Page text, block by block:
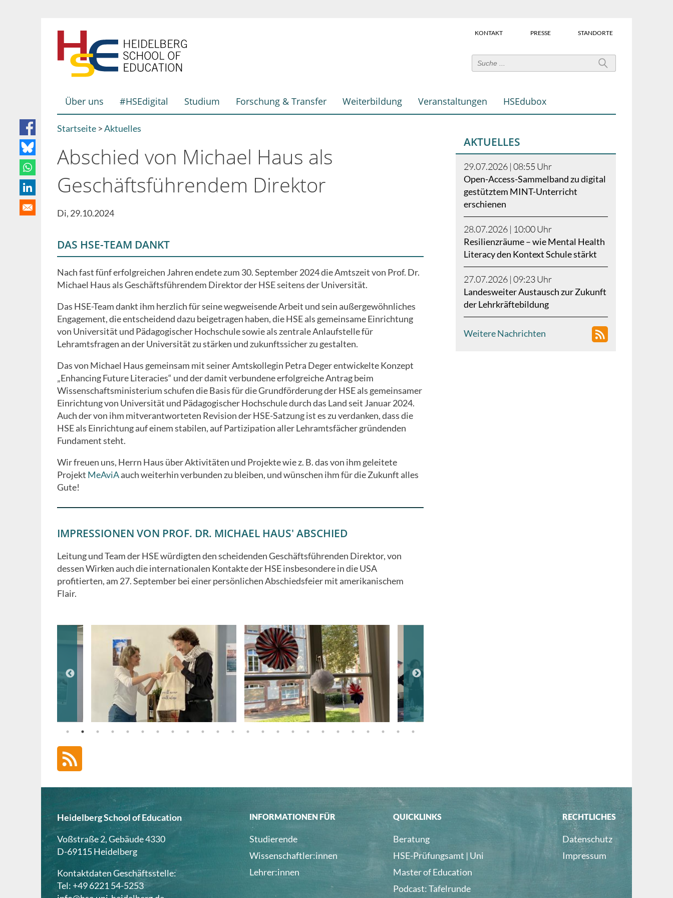
User-
(Über
Suchfeld)
KONTAKT PRESSE STANDORTE
Hauptnavigation
Über uns #HSEdigital Studium Forschung & Transfer Weiterbildung Veranstaltungen HSEdubox
Breadcrumb
Startseite Aktuelles
Abschied von Michael Haus als
Geschäftsführendem Direktor
Di, 29.10.2024
DAS HSE-TEAM DANKT
Nach fast fünf erfolgreichen Jahren endete zum 30. September 2024 die Amtszeit von Prof. Dr.
Michael Haus als Geschäftsführendem Direktor der HSE seitens der Universität.
Das HSE-Team dankt ihm herzlich für seine wegweisende Arbeit und sein außergewöhnliches
Engagement, die entscheidend dazu beigetragen haben, die HSE als gemeinsame Einrichtung
von Universität und Pädagogischer Hochschule sowie als zentrale Anlaufstelle für
Lehramtsfragen an der Universität zu stärken und zukunftssicher zu gestalten.
Das von Michael Haus gemeinsam mit seiner Amtskollegin Petra Deger entwickelte Konzept
„Enhancing Future Literacies“ und der damit verbundene erfolgreiche Antrag beim
Wissenschaftsministerium schufen die Basis für die Grundförderung der HSE als gemeinsamer
Einrichtung von Universität und Pädagogischer Hochschule durch das Land seit Januar 2024.
Auch der von ihm mitverantworteten Revision der HSE-Satzung ist es zu verdanken, dass die
HSE als Einrichtung auf einem stabilen, auf Partizipation aller Lehramtsfächer gründenden
Fundament steht.
Wir freuen uns, Herrn Haus über Aktivitäten und Projekte wie z. B. das von ihm geleitete
Projekt MeAviAauch weiterhin verbunden zu bleiben, und wünschen ihm für die Zukunft alles
Gute!
IMPRESSIONEN VON PROF. DR. MICHAEL HAUS' ABSCHIED
Leitung und Team der HSE würdigten den scheidenden Geschäftsführenden Direktor, von
dessen Wirken auch die internationalen Kontakte der HSE insbesondere in die USA
profitierten, am 27. September bei einer persönlichen Abschiedsfeier mit amerikanischem
Flair.
AKTUELLES
29.07.2026 | 08:55 Uhr
Open-Access-Sammelband zu digital
gestütztem MINT-Unterricht
erschienen
28.07.2026 | 10:00Uhr
Resilienzräume – wie Mental Health
Literacy den Kontext Schule stärkt
27.07.2026 | 09:23Uhr
Landesweiter Austausch zur Zukunft
der Lehrkräftebildung
Weitere Nachrichten
Heidelberg School of Education
Voßstraße 2, Gebäude 4330
D-69115 Heidelberg
Kontaktdaten Geschäftsstelle:
Tel: +49 6221 54-5253
INFORMATIONEN FÜR
Studierende
Wissenschaftler:innen
Lehrer:innen
QUICKLINKS
Beratung
HSE-Prüfungsamt | Uni
Master of Education
Podcast: Tafelrunde
RECHTLICHES
Datenschutz
Impressum